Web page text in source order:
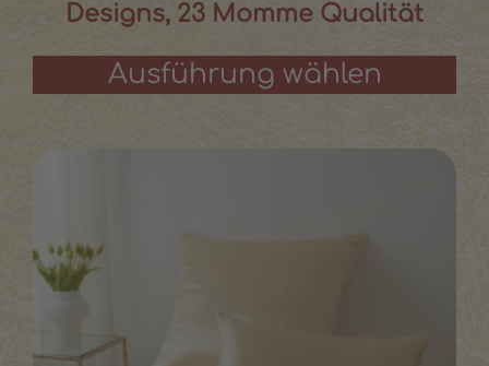
Designs, 23 Momme Qualität
Ausführung wählen